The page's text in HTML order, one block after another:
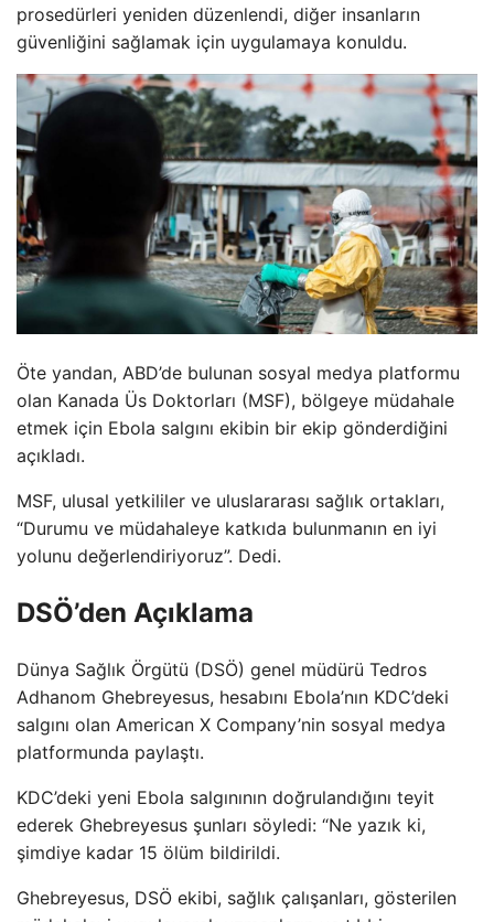
prosedürleri yeniden düzenlendi, diğer insanların
güvenliğini sağlamak için uygulamaya konuldu.
Öte yandan, ABD’de bulunan sosyal medya platformu
olan Kanada Üs Doktorları (MSF), bölgeye müdahale
etmek için Ebola salgını ekibin bir ekip gönderdiğini
açıkladı.
MSF, ulusal yetkililer ve uluslararası sağlık ortakları,
“Durumu ve müdahaleye katkıda bulunmanın en iyi
yolunu değerlendiriyoruz”. Dedi.
DSÖ’den Açıklama
Dünya Sağlık Örgütü (DSÖ) genel müdürü Tedros
Adhanom Ghebreyesus, hesabını Ebola’nın KDC’deki
salgını olan American X Company’nin sosyal medya
platformunda paylaştı.
KDC’deki yeni Ebola salgınının doğrulandığını teyit
ederek Ghebreyesus şunları söyledi: “Ne yazık ki,
şimdiye kadar 15 ölüm bildirildi.
Ghebreyesus, DSÖ ekibi, sağlık çalışanları, gösterilen